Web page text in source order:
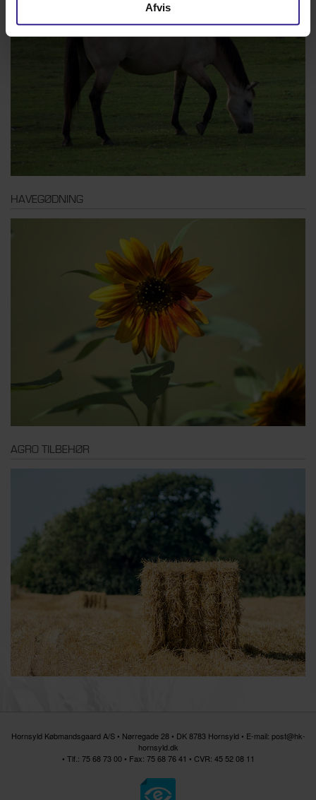
Afvis
HAVEGØDNING
AGRO TILBEHØR
Hornsyld Købmandsgaard A/S • Nørregade 28 • DK 8783 Hornsyld • E-mail: post@hk-
hornsyld.dk
• Tlf.: 75 68 73 00• Fax: 75 68 76 41 • CVR: 45 52 08 11